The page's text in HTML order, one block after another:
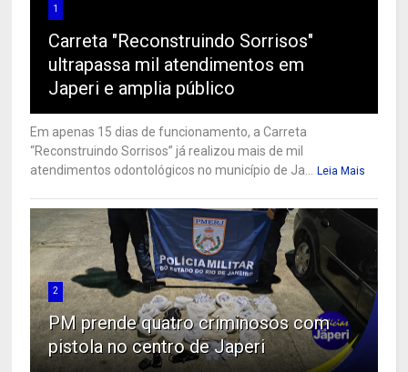
1
Carreta "Reconstruindo Sorrisos"
ultrapassa mil atendimentos em
Japeri e amplia público
Em apenas 15 dias de funcionamento, a Carreta
“Reconstruindo Sorrisos” já realizou mais de mil
atendimentos odontológicos no município de Ja...
Leia Mais
2
PM prende quatro criminosos com
pistola no centro de Japeri